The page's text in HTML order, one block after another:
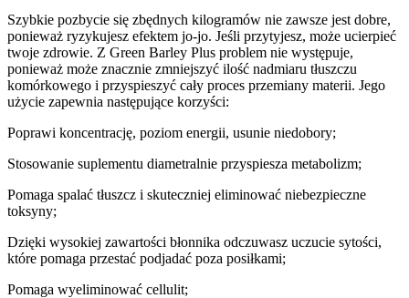
Szybkie pozbycie się zbędnych kilogramów nie zawsze jest dobre,
ponieważ ryzykujesz efektem jo-jo. Jeśli przytyjesz, może ucierpieć
twoje zdrowie. Z Green Barley Plus problem nie występuje,
ponieważ może znacznie zmniejszyć ilość nadmiaru tłuszczu
komórkowego i przyspieszyć cały proces przemiany materii. Jego
użycie zapewnia następujące korzyści:
Poprawi koncentrację, poziom energii, usunie niedobory;
Stosowanie suplementu diametralnie przyspiesza metabolizm;
Pomaga spalać tłuszcz i skuteczniej eliminować niebezpieczne
toksyny;
Dzięki wysokiej zawartości błonnika odczuwasz uczucie sytości,
które pomaga przestać podjadać poza posiłkami;
Pomaga wyeliminować cellulit;